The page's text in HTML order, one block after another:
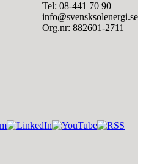
Tel: 08-441 70 90
info@svensksolenergi.se
Org.nr: 882601-2711